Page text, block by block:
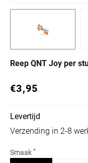
Reep QNT Joy per
Normale prijs
€3,95
Levertijd
Verzending in 2-8
Smaak *